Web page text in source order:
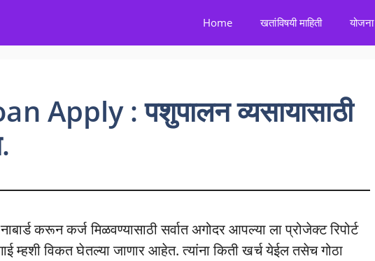
Home खतांविषयी माहिती योजना
Apply : पशुपालन व्यसायासाठी
करून कर्ज मिळवण्यासाठी सर्वात अगोदर आपल्या ला प्रोजेक्ट रिपोर्ट
म्हशी विकत घेतल्या जाणार आहेत. त्यांना किती खर्च येईल तसेच गोठा